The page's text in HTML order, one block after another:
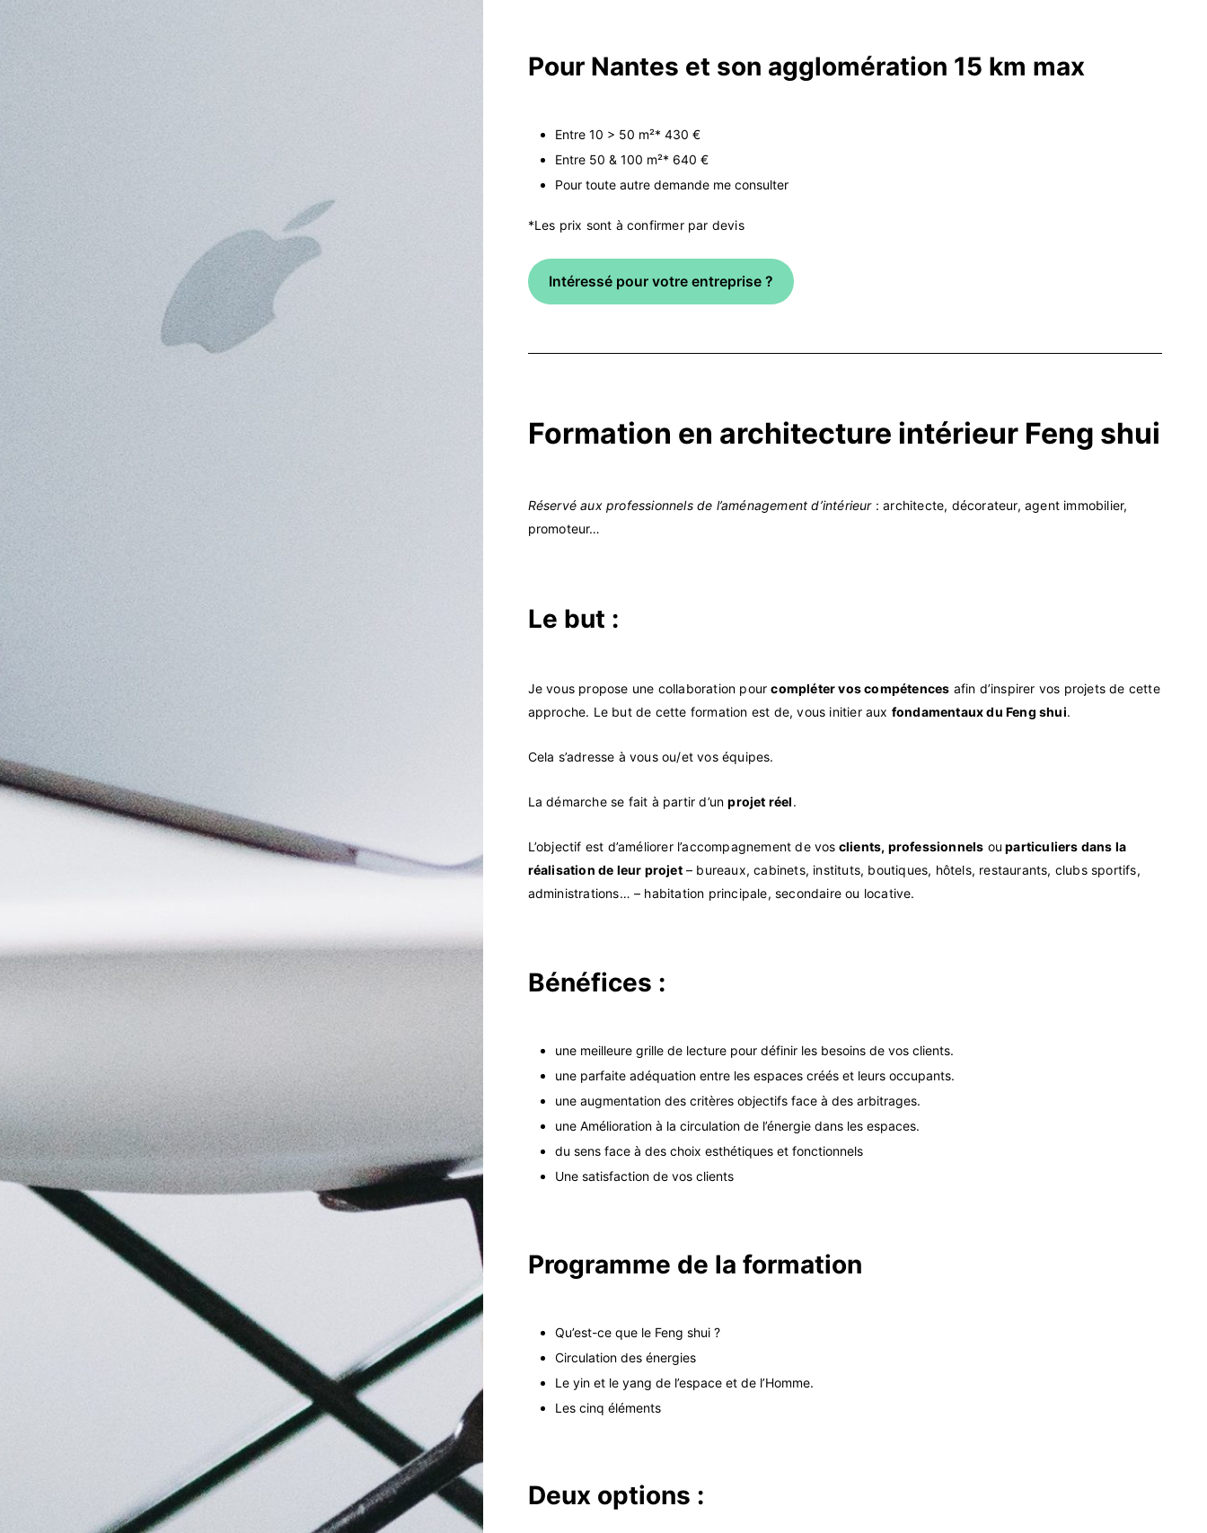
Pour Nantes et son agglomération 15 km max
Entre 10 > 50 m²* 430 €
Entre 50 & 100 m²* 640 €
Pour toute autre demande me consulter
*Les prix sont à confirmer par devis
Intéressé pour votre entreprise ?
Formation en architecture intérieur Feng shui
Réservé aux professionnels de l’aménagement d’intérieur: architecte, décorateur, agent immobilier,
promoteur…
Le but :
Je vous propose une collaboration pourcompléter vos compétences afin d’inspirer vos projets de cette
approche. Le but de cette formation est de, vous initier aux fondamentaux du Feng shui.
Cela s’adresse à vous ou/et vos équipes.
La démarche se fait à partir d’unprojet réel.
L’objectif est d’améliorer l’accompagnement de vos clients, professionnels ou particuliers dans la
réalisation de leur projet– bureaux, cabinets, instituts, boutiques, hôtels, restaurants, clubs sportifs,
administrations… – habitation principale, secondaire ou locative.
Bénéfices :
une meilleure grille de lecture pour définir les besoins de vos clients.
une parfaite adéquation entre les espaces créés et leurs occupants.
une augmentation des critères objectifs face à des arbitrages.
une Amélioration à la circulation de l’énergie dans les espaces.
du sens face à des choix esthétiques et fonctionnels
Une satisfaction de vos clients
Programme de la formation
Qu’est-ce que le Feng shui ?
Circulation des énergies
Le yin et le yang de l’espace et de l’Homme.
Les cinq éléments
Deux options :